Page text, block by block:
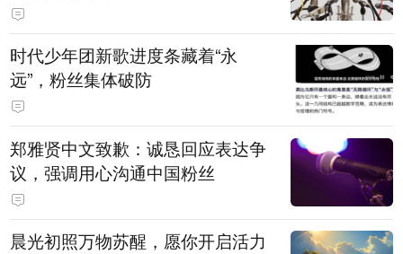
时代少年团新歌进度条藏着“永
远”，粉丝集体破防
郑雅贤中文致歉：诚恳回应表达争
议，强调用心沟通中国粉丝
晨光初照万物苏醒，愿你开启活力